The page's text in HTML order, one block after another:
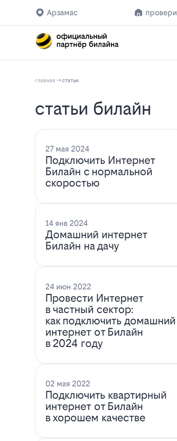
Арзамас
главная статьи
статьи билайн
27 мая 2024
Подключить Интернет
Билайн с нормальной
скоростью
14 янв 2024
Домашний интернет
Билайн на дачу
24 июн 2022
Провести Интернет
в частный сектор:
как подключить домашний
интернет от Билайн
в 2024 году
02 мая 2022
Подключить квартирный
интернет от Билайн
в хорошем качестве